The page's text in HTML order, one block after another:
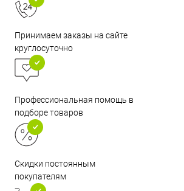
Принимаем заказы на сайте
круглосуточно
Профессиональная помощь в
подборе товаров
Скидки постоянным
покупателям